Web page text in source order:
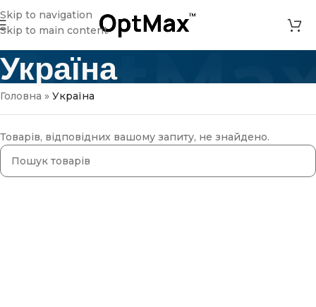
Skip to navigation
Skip to main content
Україна
Головна » Україна
Товарів, відповідних вашому запиту, не знайдено.